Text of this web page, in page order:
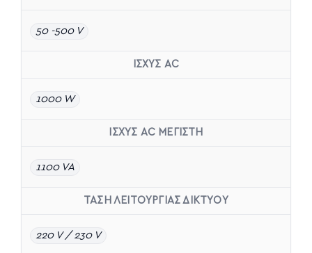
50 -500 V
ΙΣΧΥΣ AC
1000 W
ΙΣΧΥΣ AC ΜΕΓΙΣΤΗ
1100 VA
ΤΑΣΗ ΛΕΙΤΟΥΡΓΙΑΣ ΔΙΚΤΥΟΥ
220 V / 230 V